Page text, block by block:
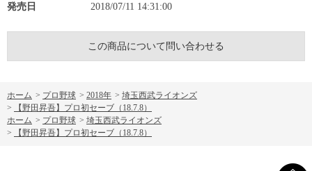
発売日 2018/07/11 14:31:00
この商品について問い合わせる
ホーム > プロ野球 > 2018年 > 埼玉西武ライオンズ
>
【野田昇吾】プロ初セーブ（18.7.8）
ホーム > プロ野球 > 埼玉西武ライオンズ
>
【野田昇吾】プロ初セーブ（18.7.8）